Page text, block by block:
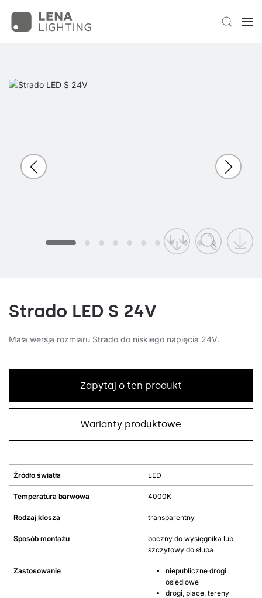
Strado LED S 24V
Mała wersja rozmiaru Strado do niskiego napięcia 24V.
Zapytaj o ten produkt
Warianty produktowe
Źródło światła LED
Temperatura barwowa 4000K
Rodzaj klosza transparentny
Sposób montażu
boczny do wysięgnika lub
szczytowy do słupa
Zastosowanie
niepubliczne drogi
osiedlowe
drogi, place, tereny